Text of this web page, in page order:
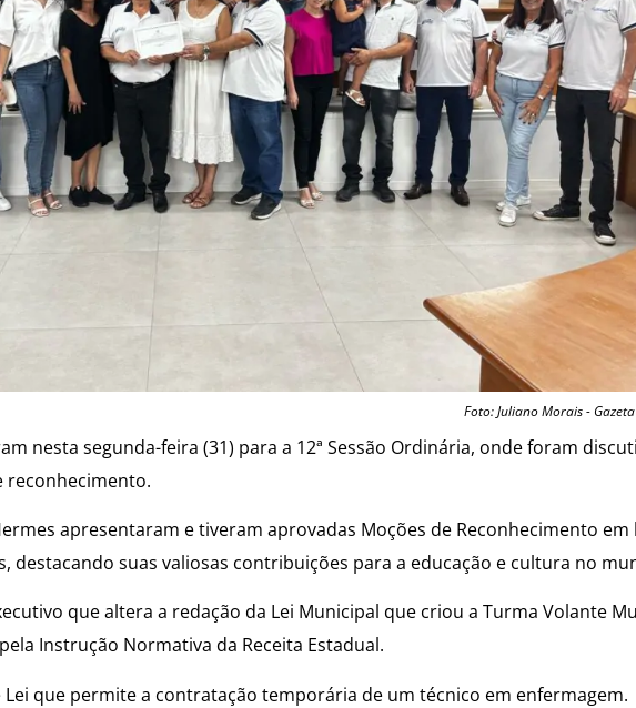
Foto: Juliano Morais -
nesta segunda-feira (31) para a 12ª Sessão Ordinária, onde foram
reconhecimento.
apresentaram e tiveram aprovadas Moções de Reconhecimento
destacando suas valiosas contribuições para a educação e cultura no
que altera a redação da Lei Municipal que criou a Turma Volante
Instrução Normativa da Receita Estadual.
que permite a contratação temporária de um técnico em enfermagem.